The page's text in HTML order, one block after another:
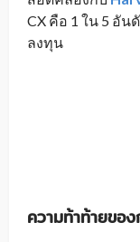
CX คือ 1 ใน 5 อั
ลงทุน
ความท้าท้ายของ